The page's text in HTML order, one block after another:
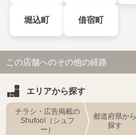
堀込町 借宿町
この店舗へのその他の経路
エリアから探す
チラシ・広告掲載の
Shufoo!（シュフ
ー）
都道府県から
探す